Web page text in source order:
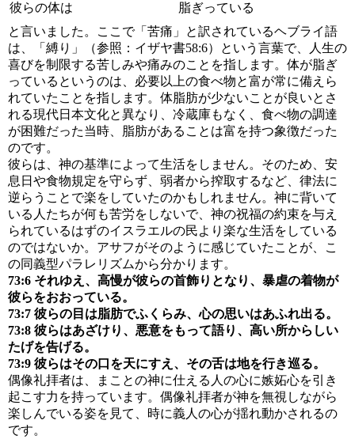
彼らの体は
脂ぎっている
と言いました。ここで「苦痛」と訳されているヘブライ語
は、「縛り」（参照：イザヤ書58:6）という言葉で、人生の
喜びを制限する苦しみや痛みのことを指します。体が脂ぎ
っているというのは、必要以上の食べ物と富が常に備えら
れていたことを指します。体脂肪が少ないことが良いとさ
れる現代日本文化と異なり、冷蔵庫もなく、食べ物の調達
が困難だった当時、脂肪があることは富を持つ象徴だった
のです。
彼らは、神の基準によって生活をしません。そのため、安
息日や食物規定を守らず、弱者から搾取するなど、律法に
逆らうことで楽をしていたのかもしれません。神に背いて
いる人たちが何も苦労をしないで、神の祝福の約束を与え
られているはずのイスラエルの民より楽な生活をしている
のではないか。アサフがそのように感じていたことが、こ
の同義型パラレリズムから分かります。
73:6 それゆえ、高慢が彼らの首飾りとなり、暴虐の着物が
彼らをおおっている。
73:7 彼らの目は脂肪でふくらみ、心の思いはあふれ出る。
73:8 彼らはあざけり、悪意をもって語り、高い所からしい
たげを告げる。
73:9 彼らはその口を天にすえ、その舌は地を行き巡る。
偶像礼拝者は、まことの神に仕える人の心に嫉妬心を引き
起こす力を持っています。偶像礼拝者が神を無視しながら
楽しんでいる姿を見て、時に義人の心が揺れ動かされるの
です。